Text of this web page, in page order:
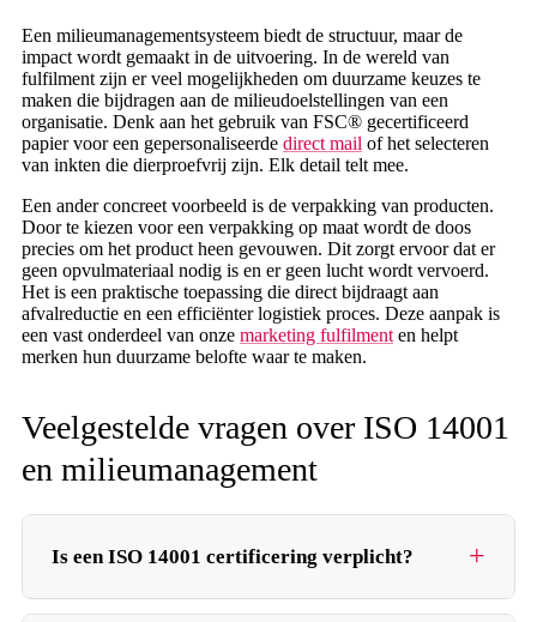
Een milieumanagementsysteem biedt de structuur, maar de
impact wordt gemaakt in de uitvoering. In de wereld van
fulfilment zijn er veel mogelijkheden om duurzame keuzes te
maken die bijdragen aan de milieudoelstellingen van een
organisatie. Denk aan het gebruik van FSC® gecertificeerd
papier voor een gepersonaliseerde direct mail of het selecteren
van inkten die dierproefvrij zijn. Elk detail telt mee.
Een ander concreet voorbeeld is de verpakking van producten.
Door te kiezen voor een verpakking op maat wordt de doos
precies om het product heen gevouwen. Dit zorgt ervoor dat er
geen opvulmateriaal nodig is en er geen lucht wordt vervoerd.
Het is een praktische toepassing die direct bijdraagt aan
afvalreductie en een efficiënter logistiek proces. Deze aanpak is
een vast onderdeel van onze marketing fulfilment en helpt
merken hun duurzame belofte waar te maken.
Veelgestelde vragen over ISO 14001
en milieumanagement
Is een ISO 14001 certificering verplicht?